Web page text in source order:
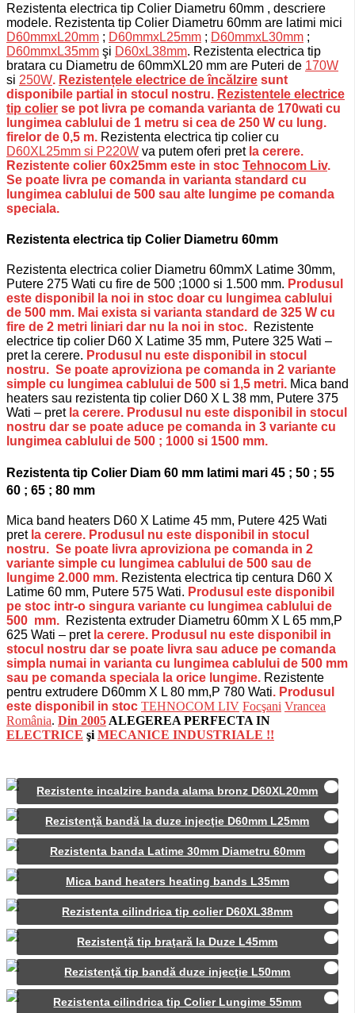
Rezistenta electrica tip Colier Diametru 60mm , descriere
modele. Rezistenta tip Colier Diametru 60mm are latimi mici
D60mmxL20mm ; D60mmxL25mm ; D60mmxL30mm ;
D60mmxL35mm şi D60xL38mm. Rezistenta electrica tip
bratara cu Diametru de 60mmXL20 mm are Puteri de 170W
si 250W. Rezistențele electrice de încălzire sunt
disponibile partial in stocul nostru. Rezistentele electrice
tip colier se pot livra pe comanda varianta de 170wati cu
lungimea cablului de 1 metru si cea de 250 W cu lung.
firelor de 0,5 m. Rezistenta electrica tip colier cu
D60XL25mm si P220W va putem oferi pret la cerere.
Rezistente colier 60x25mm este in stoc Tehnocom Liv.
Se poate livra pe comanda in varianta standard cu
lungimea cablului de 500 sau alte lungime pe comanda
speciala.
Rezistenta electrica tip Colier Diametru 60mm
Rezistenta electrica colier Diametru 60mmX Latime 30mm,
Putere 275 Wati cu fire de 500 ;1000 si 1.500 mm. Produsul
este disponibil la noi in stoc doar cu lungimea cablului
de 500 mm. Mai exista si varianta standard de 325 W cu
fire de 2 metri liniari dar nu la noi in stoc. Rezistente
electrice tip colier D60 X Latime 35 mm, Putere 325 Wati –
pret la cerere. Produsul nu este disponibil in stocul
nostru. Se poate aproviziona pe comanda in 2 variante
simple cu lungimea cablului de 500 si 1,5 metri. Mica band
heaters sau rezistenta tip colier D60 X L 38 mm, Putere 375
Wati – pretla cerere. Produsul nu este disponibil in stocul
nostru dar se poate aduce pe comanda in 3 variante cu
lungimea cablului de 500 ; 1000 si 1500 mm.
Rezistenta tip Colier Diam 60 mm latimi mari 45 ; 50 ; 55
60 ; 65 ; 80 mm
Mica band heaters D60 X Latime 45 mm, Putere 425 Wati
pretla cerere. Produsul nu este disponibil in stocul
nostru. Se poate livra aproviziona pe comanda in 2
variante simple cu lungimea cablului de 500 sau de
lungime 2.000 mm. Rezistenta electrica tip centura D60 X
Latime 60 mm, Putere 575 Wati. Produsul este disponibil
pe stoc intr-o singura variante cu lungimea cablului de
500 mm. Rezistenta extruder Diametru 60mm X L 65 mm,P
625 Wati – pret la cerere. Produsul nu este disponibil in
stocul nostru dar se poate livra sau aduce pe comanda
simpla numai in varianta cu lungimea cablului de 500 mm
sau pe comanda speciala la orice lungime. Rezistente
pentru extrudere D60mm X L 80 mm,P 780 Wati. Produsul
este disponibil in stoc TEHNOCOM LIV Focşani Vrancea
România. Din 2005 ALEGEREA PERFECTA IN
ELECTRICE şi MECANICE INDUSTRIALE !!
Rezistente incalzire banda alama bronz D60XL20mm
Rezistenţă bandă la duze injecţie D60mm L25mm
Rezistenta banda Latime 30mm Diametru 60mm
Mica band heaters heating bands L35mm
Rezistenta cilindrica tip colier D60XL38mm
Rezistenţă tip braţară la Duze L45mm
Rezistenţă tip bandă duze injecţie L50mm
Rezistenta cilindrica tip Colier Lungime 55mm